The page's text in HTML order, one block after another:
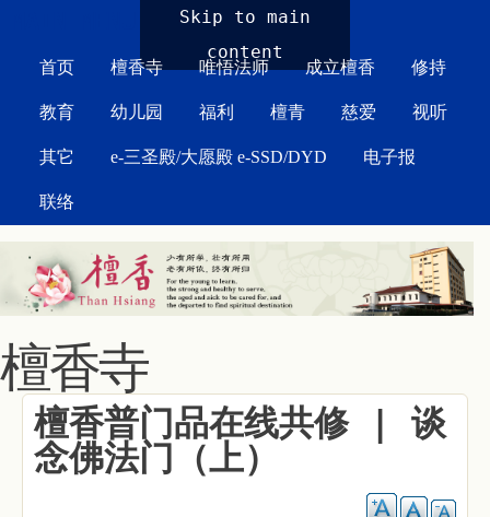
Skip to main
content
首页 檀香寺 唯悟法师 成立檀香 修持
教育 幼儿园 福利 檀青 慈爱 视听
其它 e-三圣殿/大愿殿 e-SSD/DYD 电子报
联络
檀香寺
檀香普门品在线共修 | 谈
念佛法门（上）